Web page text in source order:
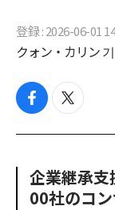
登録 : 2026-06-01
クォン・カリン
f
c
o
o
t
i
e
r
企業継承
00社のコ